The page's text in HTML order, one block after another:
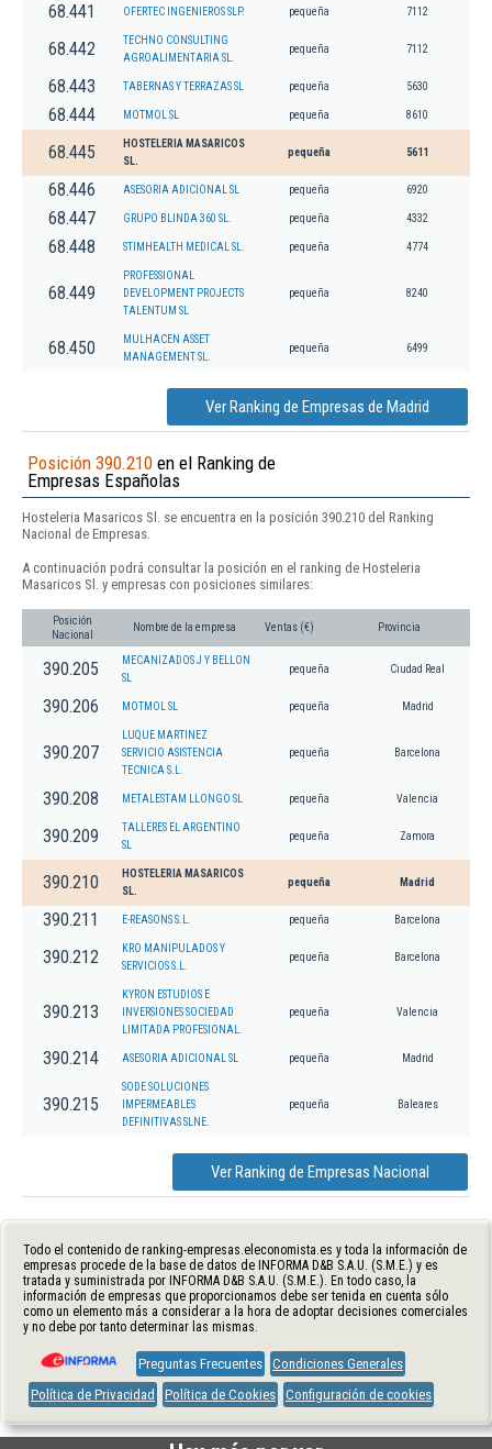
68.441 OFERTEC INGENIEROS SLP. pequeña 7112
68.442
TECHNO CONSULTING
AGROALIMENTARIA SL.
pequeña 7112
68.443 TABERNAS Y TERRAZAS SL pequeña 5630
68.444 MOTMOL SL pequeña 8610
68.445
HOSTELERIA MASARICOS
SL.
pequeña 5611
68.446 ASESORIA ADICIONAL SL pequeña 6920
68.447 GRUPO BLINDA 360 SL. pequeña 4332
68.448 STIMHEALTH MEDICAL SL. pequeña 4774
68.449
PROFESSIONAL
DEVELOPMENT PROJECTS
TALENTUM SL
pequeña 8240
68.450
MULHACEN ASSET
MANAGEMENT SL.
pequeña 6499
Ver Ranking de Empresas de Madrid
Posición 390.210 en el Ranking de
Empresas Españolas
Hosteleria Masaricos Sl. se encuentra en la posición 390.210 del Ranking
Nacional de Empresas.
A continuación podrá consultar la posición en el ranking de Hosteleria
Masaricos Sl. y empresas con posiciones similares:
Posición
Nacional
Nombre de la empresa Ventas (€) Provincia
390.205
MECANIZADOS J Y BELLON
SL
pequeña Ciudad Real
390.206 MOTMOL SL pequeña Madrid
390.207
LUQUE MARTINEZ
SERVICIO ASISTENCIA
TECNICA S.L.
pequeña Barcelona
390.208 METALESTAM LLONGO SL pequeña Valencia
390.209
TALLERES EL ARGENTINO
SL
pequeña Zamora
390.210
HOSTELERIA MASARICOS
SL.
pequeña Madrid
390.211 E-REASONS S.L. pequeña Barcelona
390.212
KRO MANIPULADOS Y
SERVICIOS S.L.
pequeña Barcelona
390.213
KYRON ESTUDIOS E
INVERSIONES SOCIEDAD
LIMITADA PROFESIONAL.
pequeña Valencia
390.214 ASESORIA ADICIONAL SL pequeña Madrid
390.215
SODE SOLUCIONES
IMPERMEABLES
DEFINITIVAS SLNE.
pequeña Baleares
Ver Ranking de Empresas Nacional
Todo el contenido de ranking-empresas.eleconomista.es y toda la información de
empresas procede de la base de datos de INFORMA D&B S.A.U. (S.M.E.) y es
tratada y suministrada por INFORMA D&B S.A.U. (S.M.E.). En todo caso, la
información de empresas que proporcionamos debe ser tenida en cuenta sólo
como un elemento más a considerar a la hora de adoptar decisiones comerciales
y no debe por tanto determinar las mismas.
Preguntas Frecuentes Condiciones Generales
Política de Privacidad
Política de Cookies Configuración de cookies